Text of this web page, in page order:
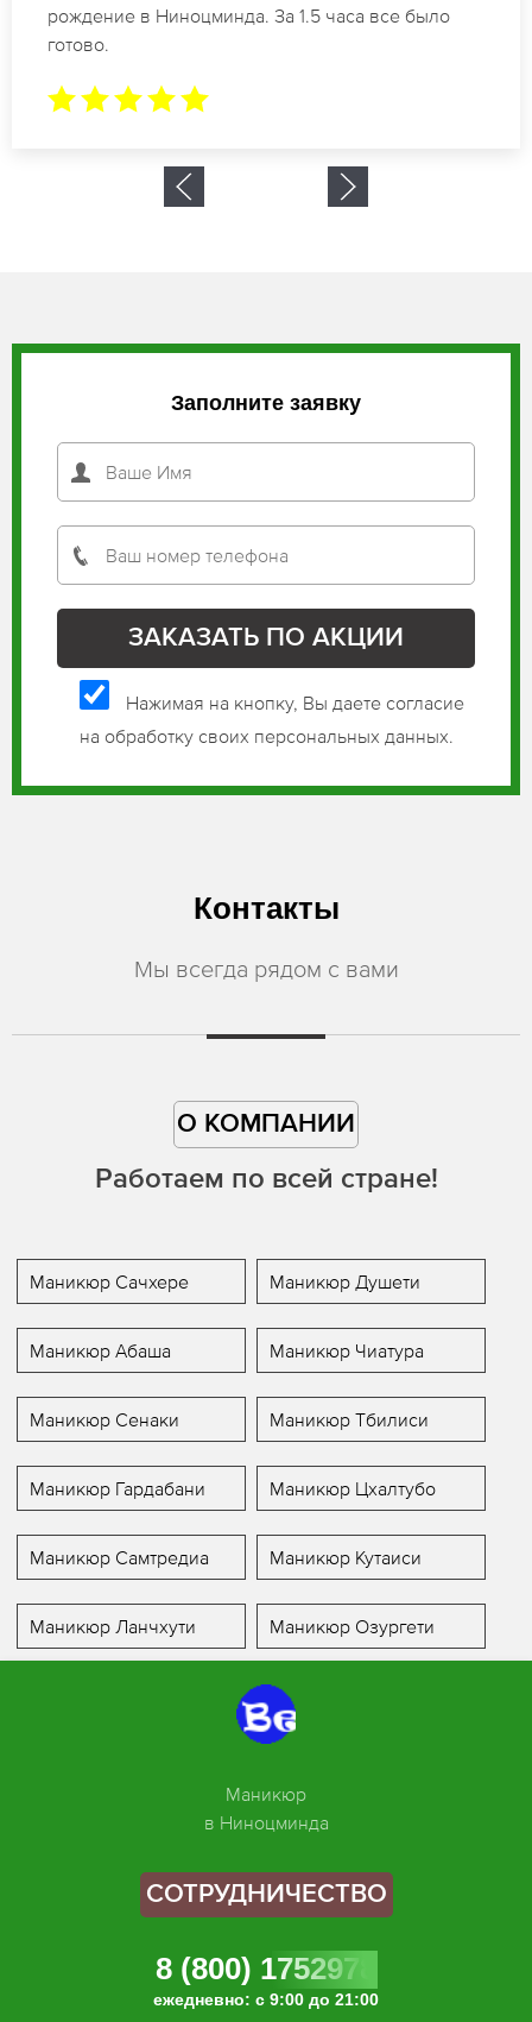
маникюру в Ниноцминда. Замечательный
результат. Буду обращаться еще.
Заполните заявку
Нажимая на кнопку, Вы даете согласие
на обработку своих персональных данных.
Контакты
Мы всегда рядом с вами
О КОМПАНИИ
Работаем по всей стране!
Маникюр Сачхере Маникюр Душети
Маникюр Абаша Маникюр Чиатура
Маникюр Сенаки Маникюр Тбилиси
Маникюр Гардабани Маникюр Цхалтубо
Маникюр Самтредиа Маникюр Кутаиси
Маникюр Ланчхути Маникюр Озургети
Маникюр
в Ниноцминда
СОТРУДНИЧЕСТВО
8 (800) 1752978
ежедневно: с 9:00 до 21:00